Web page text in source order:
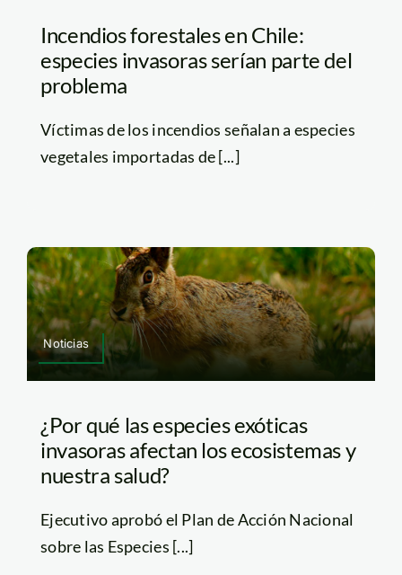
Incendios forestales en Chile:
especies invasoras serían parte del
problema
Víctimas de los incendios señalan a especies
vegetales importadas de [...]
Noticias
¿Por qué las especies exóticas
invasoras afectan los ecosistemas y
nuestra salud?
Ejecutivo aprobó el Plan de Acción Nacional
sobre las Especies [...]